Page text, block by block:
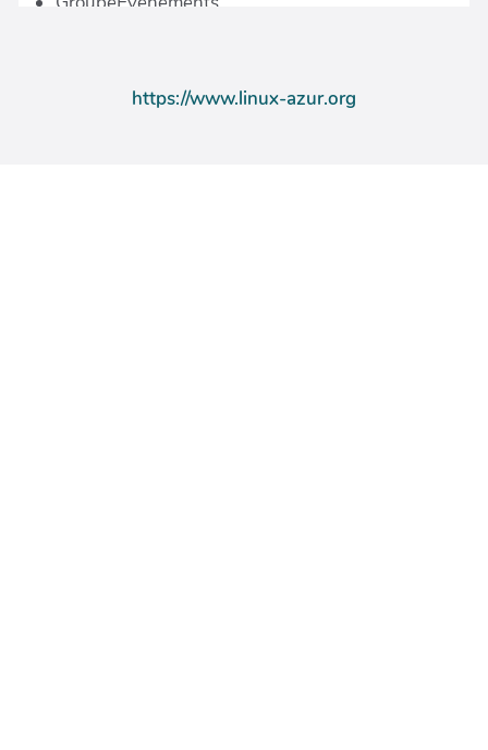
https://www.linux-azur.org